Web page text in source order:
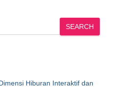
SEARCH
Hiburan Interaktif dan